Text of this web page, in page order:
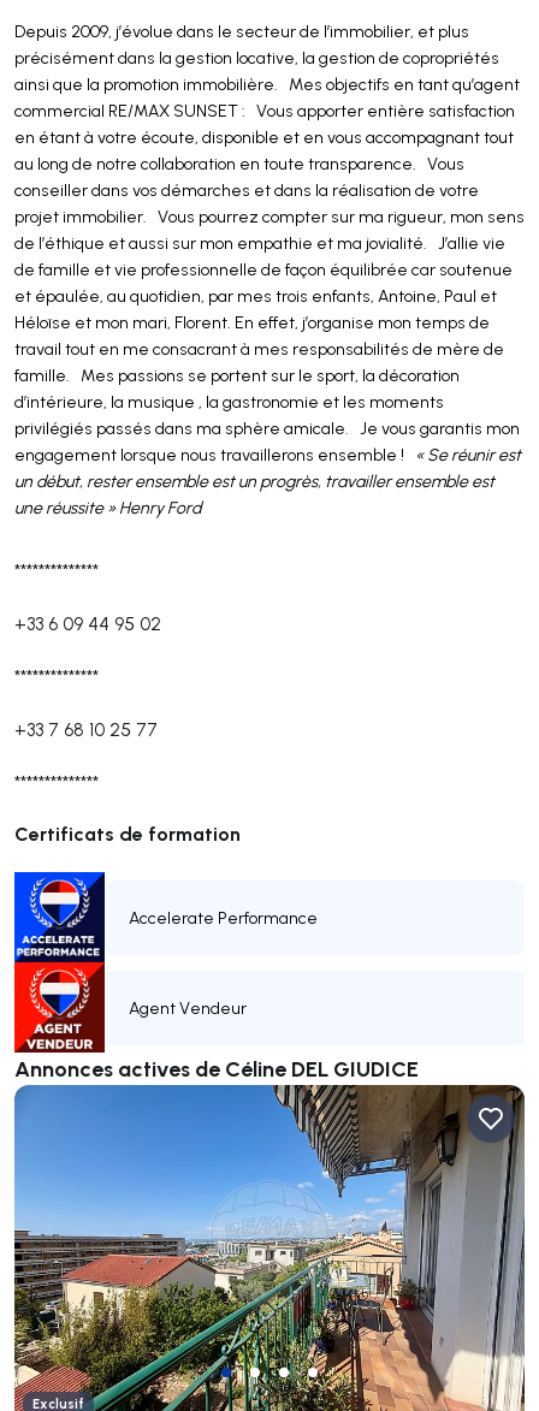
Depuis 2009, j’évolue dans le secteur de l’immobilier, et plus
précisément dans la gestion locative, la gestion de copropriétés
ainsi que la promotion immobilière. Mes objectifs en tant qu’agent
commercial RE/MAX SUNSET : Vous apporter entière satisfaction
en étant à votre écoute, disponible et en vous accompagnant tout
au long de notre collaboration en toute transparence. Vous
conseiller dans vos démarches et dans la réalisation de votre
projet immobilier. Vous pourrez compter sur ma rigueur, mon sens
de l’éthique et aussi sur mon empathie et ma jovialité. J’allie vie
de famille et vie professionnelle de façon équilibrée car soutenue
et épaulée, au quotidien, par mes trois enfants, Antoine, Paul et
Héloïse et mon mari, Florent. En effet, j’organise mon temps de
travail tout en me consacrant à mes responsabilités de mère de
famille. Mes passions se portent sur le sport, la décoration
d’intérieure, la musique , la gastronomie et les moments
privilégiés passés dans ma sphère amicale. Je vous garantis mon
engagement lorsque nous travaillerons ensemble !
« Se réunir est
un début, rester ensemble est un progrès, travailler ensemble est
une réussite » Henry Ford
**************
+33 6 09 44 95 02
**************
+33 7 68 10 25 77
**************
Certificats de formation
Accelerate Performance
Agent Vendeur
Annonces actives de Céline DEL GIUDICE
Exclusif